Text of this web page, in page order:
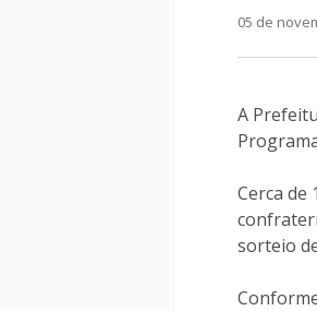
05 de
A
Cerca de
sorteio